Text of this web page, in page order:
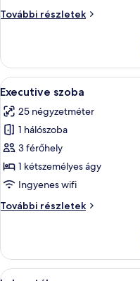
két
További részletek
Deluxe
ággyal
további
részletei
A
következő
szoba
összes
képének
megtekintése:
Executive
5
Executive szoba
25 négyzetméter
1 hálószoba
3 férőhely
1 kétszemélyes ágy
Ingyenes wifi
További részletek
Executive
A